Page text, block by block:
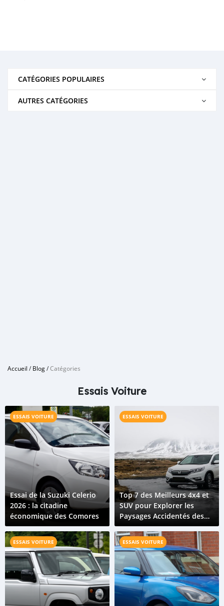
CATÉGORIES POPULAIRES
AUTRES CATÉGORIES
Accueil /Blog/Catégories
Essais Voiture
ESSAIS VOITURE
Essai de la Suzuki Celerio
2026 : la citadine
économique des Comores
ESSAIS VOITURE
Top 7 des Meilleurs 4x4 et
SUV pour Explorer les
Paysages Accidentés des
Comores
ESSAIS VOITURE ESSAIS VOITURE